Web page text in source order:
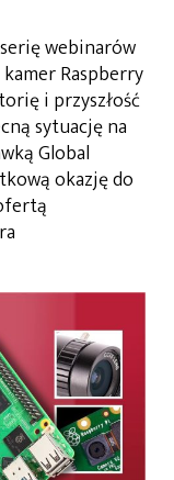
webinarów
Raspberry
i przyszłość
sytuację na
Global
okazję do